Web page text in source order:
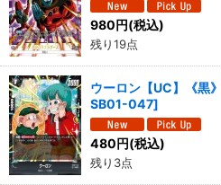
980円(税込)
残り19点
ウーロン【UC】《黒》
SB01-047]
480円(税込)
残り3点